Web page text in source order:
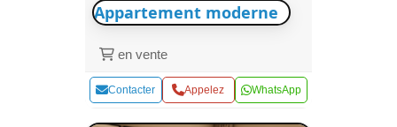
Appartement moderne
en vente
Contacter Appelez WhatsApp